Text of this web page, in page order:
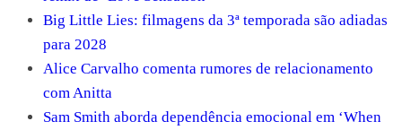
Big Little Lies: filmagens da 3ª temporada são adiadas
para 2028
Alice Carvalho comenta rumores de relacionamento
com Anitta
Sam Smith aborda dependência emocional em ‘When